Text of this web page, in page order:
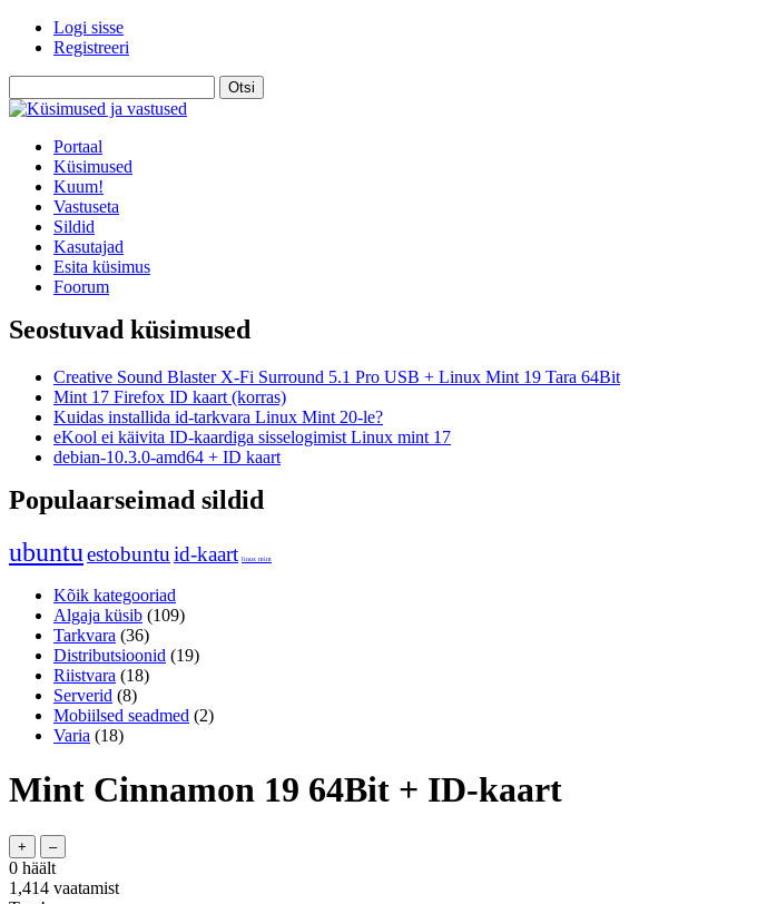
Logi sisse
Registreeri
Portaal
Küsimused
Kuum!
Vastuseta
Sildid
Kasutajad
Esita küsimus
Foorum
Seostuvad küsimused
Creative Sound Blaster X-Fi Surround 5.1 Pro USB + Linux Mint 19 Tara 64Bit
Mint 17 Firefox ID kaart (korras)
Kuidas installida id-tarkvara Linux Mint 20-le?
eKool ei käivita ID-kaardiga sisselogimist Linux mint 17
debian-10.3.0-amd64 + ID kaart
Populaarseimad sildid
ubuntuestobuntu id-kaart linux mint
Kõik kategooriad
Algaja küsib (109)
Tarkvara (36)
Distributsioonid (19)
Riistvara (18)
Serverid (8)
Mobiilsed seadmed (2)
Varia (18)
Mint Cinnamon 19 64Bit + ID-kaart
0 häält
1,414 vaatamist